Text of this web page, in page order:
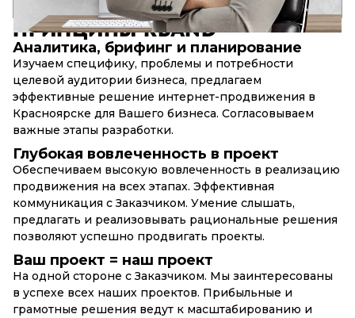
ПРИНЦИПЫRBAND
Аналитика, брифинг и планирование
Изучаем специфику, проблемы и потребности
целевой аудитории бизнеса, предлагаем
эффективные решение интернет-продвижения в
Красноярске для Вашего бизнеса. Согласовываем
важные этапы разработки.
Глубокая вовлеченность в проект
Обеспечиваем высокую вовлеченность в реализацию
продвижения на всех этапах. Эффективная
коммуникация с Заказчиком. Умение слышать,
предлагать и реализовывать рациональные решения
позволяют успешно продвигать проекты.
Ваш проект = наш проект
На одной стороне с Заказчиком. Мы заинтересованы
в успехе всех наших проектов. Прибыльные и
грамотные решения ведут к масштабированию и
успешных web-проектов сложных web-сервисов